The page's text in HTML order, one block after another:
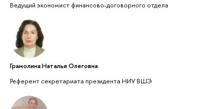
Ведущий экономист финансово-договорного отдела
Грамолина Наталья Олеговна
Референт секретариата президента НИУ ВШЭ